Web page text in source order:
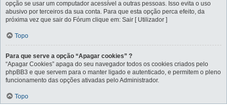
opção se usar um computador acessível a outras pessoas. Isso evita o uso
abusivo por terceiros da sua conta. Para que esta opção perca efeito, da
próxima vez que sair do Fórum clique em: Sair [ Utilizador ]
Topo
Para que serve a opção “Apagar cookies” ?
“Apagar Cookies” apaga do seu navegador todos os cookies criados pelo
phpBB3 e que servem para o manter ligado e autenticado, e permitem o pleno
funcionamento das opções ativadas pelo Administrador.
Topo